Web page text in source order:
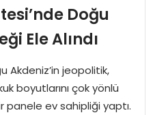
Doğu
Ele Alındı
Akdeniz’in jeopolitik,
boyutlarını çok yönlü
ev sahipliği yaptı.